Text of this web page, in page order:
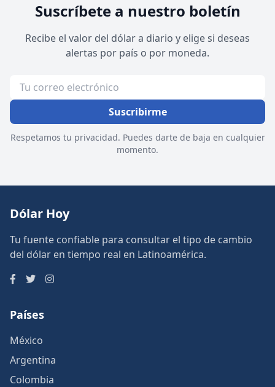
Suscríbete a nuestro boletín
Recibe el valor del dólar a diario y elige si deseas
alertas por país o por moneda.
Suscribirme
Respetamos tu privacidad. Puedes darte de baja en cualquier
momento.
Dólar Hoy
Tu fuente confiable para consultar el tipo de cambio
del dólar en tiempo real en Latinoamérica.
Países
México
Argentina
Colombia